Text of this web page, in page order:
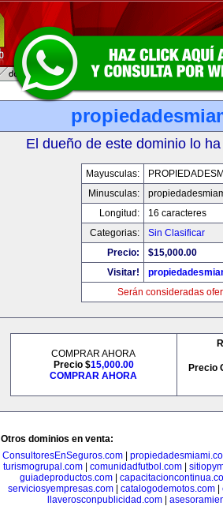
El dueño de este dominio lo
Mayusculas:
Minusculas:
Longitud:
16 caracteres
Categorias:
Sin Clasificar
Precio:
$15,000.00
Visitar!
Serán consideradas
COMPRAR AHORA
Precio $15,000.00
COMPRAR AHORA
Precio
Otros dominios en venta:
ConsultoresEnSeguros.com
turismogrupal.com| comunidadfutbol.com|
guiadeproductos.com|
serviciosyempresas.com
catalogodemotos.com
llaverosconpublicidad.com|